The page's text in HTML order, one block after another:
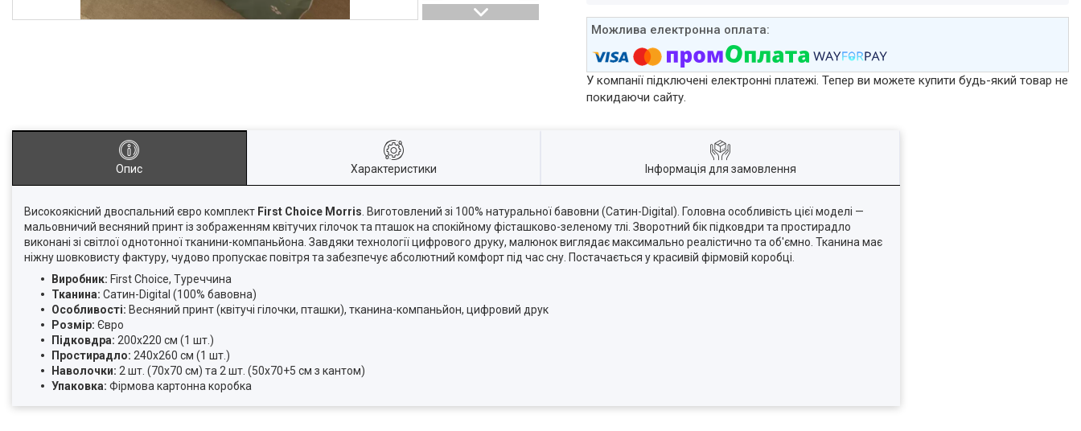
У компанії підключені електронні платежі. Тепер ви можете купити будь-який товар не
покидаючи сайту.
Опис Характеристики Інформація для замовлення
Високоякісний двоспальний євро комплект First Choice Morris . Виготовлений зі 100% натуральної бавовни (Сатин-Digital). Головна особливість цієї моделі —
мальовничий весняний принт із зображенням квітучих гілочок та пташок на спокійному фісташково-зеленому тлі. Зворотний бік підковдри та простирадло
виконані зі світлої однотонної тканини-компаньйона. Завдяки технології цифрового друку, малюнок виглядає максимально реалістично та об'ємно. Тканина має
ніжну шовковисту фактуру, чудово пропускає повітря та забезпечує абсолютний комфорт під час сну. Постачається у красивій фірмовій коробці.
Виробник: First Choice, Туреччина
Тканина: Сатин-Digital (100% бавовна)
Особливості: Весняний принт (квітучі гілочки, пташки), тканина-компаньйон, цифровий друк
Розмір: Євро
Підковдра: 200х220 см (1 шт.)
Простирадло: 240х260 см (1 шт.)
Наволочки: 2 шт. (70х70 см) та 2 шт. (50х70+5 см з кантом)
Упаковка: Фірмова картонна коробка